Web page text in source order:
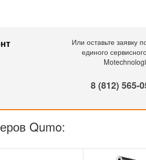
Или оставьте заявку
единого
8 (812) 565-
Qumo: